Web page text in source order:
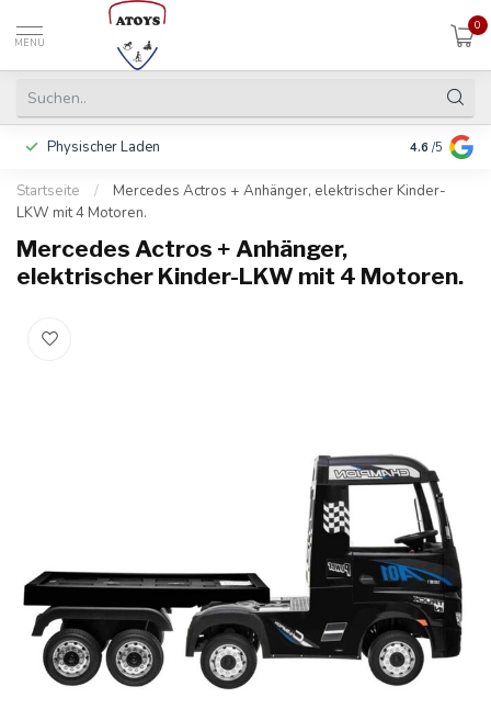
MENU
0
Physischer Laden In 3 Raten
4.6 /5
Startseite /
Mercedes Actros + Anhänger, elektrischer Kinder-
LKW mit 4 Motoren.
Mercedes Actros + Anhänger,
elektrischer Kinder-LKW mit 4 Motoren.